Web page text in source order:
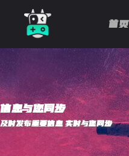
首页
信息与您同步
及时发布重要信息 实时与您同步